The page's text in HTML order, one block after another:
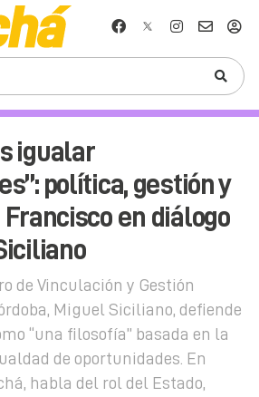
igualar
política, gestión y
en diálogo
de Vinculación y Gestión
Miguel Siciliano, defiende
“una filosofía” basada en la
de oportunidades. En
habla del rol del Estado,